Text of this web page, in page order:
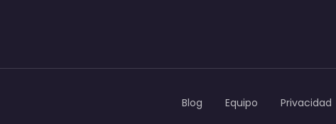
Blog Equipo Privacidad